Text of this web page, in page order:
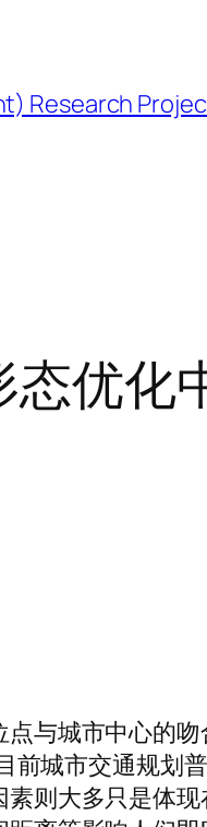
Research
优化
与城市中心的
前城市交通规划
则大多只是体